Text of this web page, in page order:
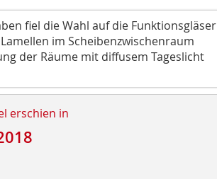
fiel die Wahl auf die Funktionsgläser
Lamellen im Scheibenzwischenraum
der Räume mit diffusem Tageslicht
erschien in